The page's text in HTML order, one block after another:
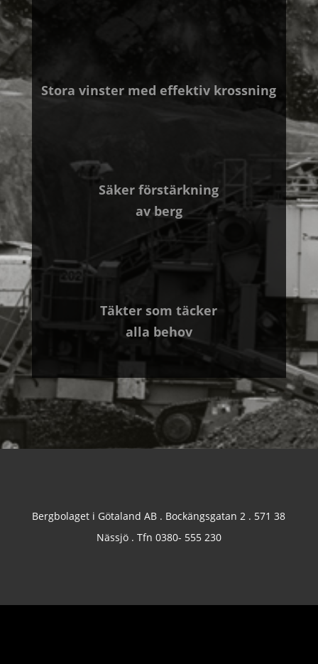
Stora vinster med effektiv krossning
Säker förstärkning
av berg
Täkter som täcker
alla behov
Bergbolaget i Götaland AB . Bockängsgatan 2 . 571 38
Nässjö . Tfn 0380- 555 230